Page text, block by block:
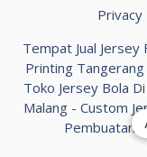
Privacy
Tempat Jual Jersey
Printing Tangerang
Toko Jersey Bola
Malang - Custom
Pembuatan